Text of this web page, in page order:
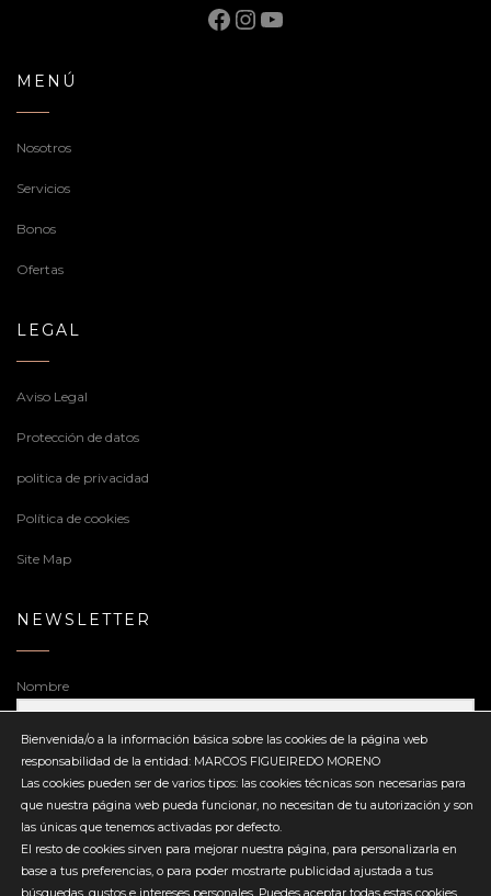
Facebook
Instagram
YouTube
MENÚ
Nosotros
Servicios
Bonos
Ofertas
LEGAL
Aviso Legal
Protección de datos
politica de privacidad
Política de cookies
Site Map
NEWSLETTER
Nombre
Dirección de correo electrónico
Bienvenida/o a la información básica sobre las cookies de la página web
responsabilidad de la entidad: MARCOS FIGUEIREDO MORENO
Las cookies pueden ser de varios tipos: las cookies técnicas son necesarias para
que nuestra página web pueda funcionar, no necesitan de tu autorización y son
las únicas que tenemos activadas por defecto.
El resto de cookies sirven para mejorar nuestra página, para personalizarla en
base a tus preferencias, o para poder mostrarte publicidad ajustada a tus